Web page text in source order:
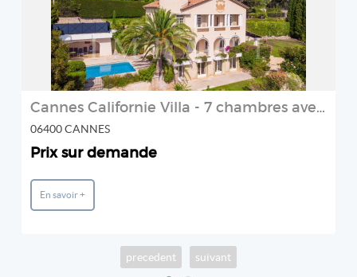
Cannes Californie Villa - 7 chambres avec vue mer panoramique à
06400 CANNES
Prix sur demande
En savoir +
precedent suivant